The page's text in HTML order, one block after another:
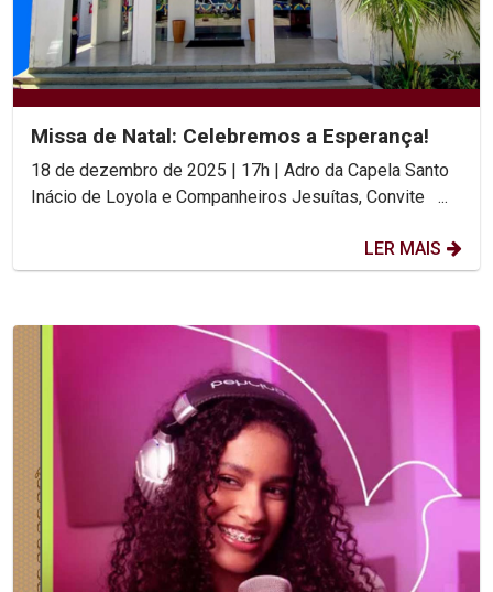
Missa de Natal: Celebremos a Esperança!
18 de dezembro de 2025 | 17h | Adro da Capela Santo
Inácio de Loyola e Companheiros Jesuítas, Convite ...
LER MAIS